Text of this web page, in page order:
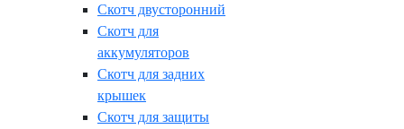
Скотч двусторонний
Скотч для
аккумуляторов
Скотч для задних
крышек
Скотч для защиты